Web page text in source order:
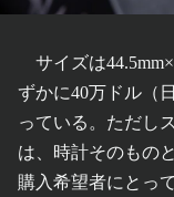
サイズは
ずかに40万ドル（
っている。ただし
は、時計そのもの
購入希望者にとっ